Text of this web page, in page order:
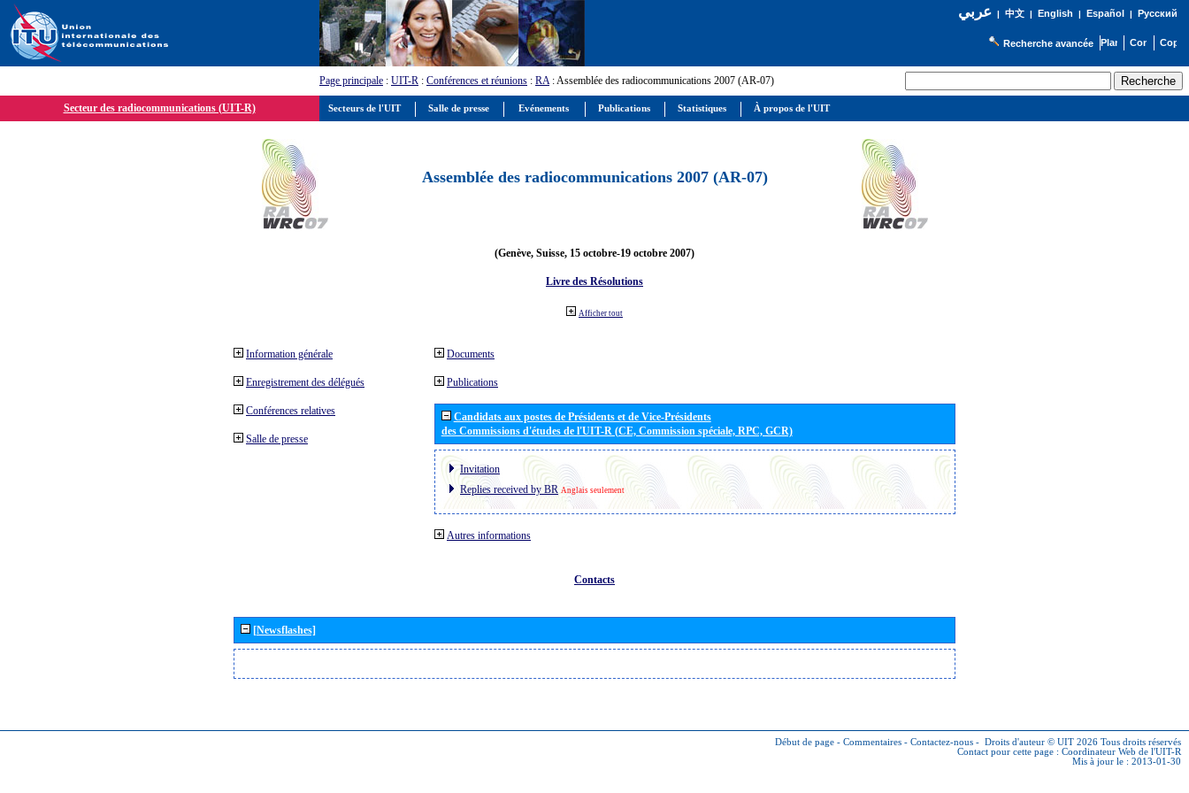
عربي| 中文| English | Español | Русский
Recherche avancée
Page principale : UIT-R : Conférences et réunions : RA: Assemblée des radiocommunications 2007 (AR-07)
Secteur des radiocommunications (UIT-R)
Assemblée des radiocommunications 2007 (AR-07)
(Genève, Suisse, 15 octobre-19 octobre 2007)
Livre des Résolutions
Afficher tout
Information générale
Enregistrement des délégués
Conférences relatives
Salle de presse
Documents
Publications
Candidats aux postes de Présidents et de Vice-Présidents
des Commissions d'études de l'UIT-R (CE, Commission spéciale, RPC, GCR)
Invitation
Replies received by BR Anglais seulement
Autres informations
Contacts
[Newsflashes]
Début de page - Commentaires - Contactez-nous - Droits d'auteur © UIT 2026 Tous droits réservés
Contact pour cette page : Coordinateur Web de l'UIT-R
Mis à jour le : 2013-01-30
Secteurs de l'UIT Salle de presse Evénements Publications Statistiques À propos de l'UIT